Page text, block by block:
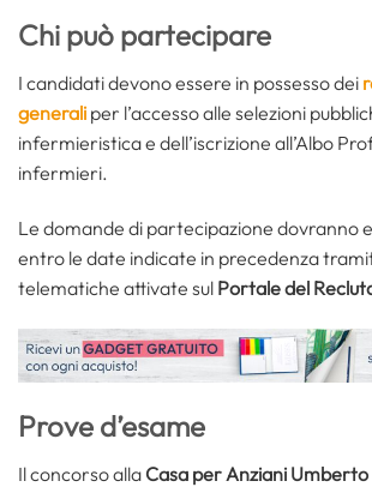
Chi può partecipare
I candidati devono essere in possesso dei
generali per l’accesso alle selezioni
infermieristica e dell’iscrizione all’Albo
infermieri.
Le domande di partecipazione dovranno
entro le date indicate in precedenza
telematiche attivate sul Portale del
Prove d’esame
Il concorso alla Casa per Anziani Umberto